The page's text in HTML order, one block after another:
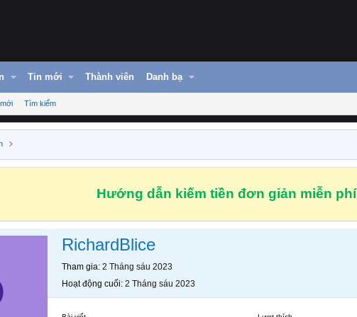
Tin mới Thành viên Danh bạ
Tìm kiếm
Hướng dẫn kiếm tiền đơn giản miễn phí
RichardBlice
Tham gia 2 Tháng sáu 2023
Hoạt động cuối 2 Tháng sáu 2023